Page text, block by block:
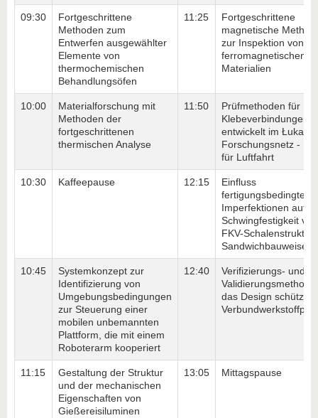
09:30
Fortgeschrittene
Methoden zum
Entwerfen ausgewählter
Elemente von
thermochemischen
Behandlungsöfen
11:25
Fortgeschrittene
magnetische
zur Inspektion von
ferromagnetischen
Materialien
10:00
Materialforschung mit
Methoden der
fortgeschrittenen
thermischen Analyse
11:50
Prüfmethoden für
Klebeverbindungen
entwickelt im
Forschungsnetz -
für Luftfahrt
10:30 Kaffeepause 12:15
Einfluss
fertigungsbedingter
Imperfektionen auf
Schwingfestigkeit von
FKV-
Sandwichbauweise
10:45
Systemkonzept zur
Identifizierung von
Umgebungsbedingungen
zur Steuerung einer
mobilen unbemannten
Plattform, die mit einem
Roboterarm kooperiert
12:40
Verifizierungs- und
das Design
11:15
Gestaltung der Struktur
und der mechanischen
Eigenschaften von
Gießereisiluminen
13:05 Mittagspause